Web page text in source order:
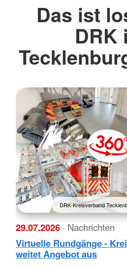
Das ist
DRK
DRK-Kreisverband
29.07.2026 · Nachrichten
Virtuelle Rundgänge -
weitet Angebot aus